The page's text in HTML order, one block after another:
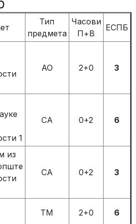
Тип
предмета
Часови
П+В
ЕСПБ
АО 2+0 3
1
СА 0+2 6
из
СА 0+2 3
ТМ 2+0 6